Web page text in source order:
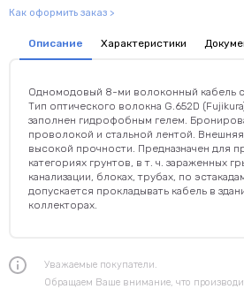
Как оформить заказ >
Описание Характеристики
Одномодовый 8-ми волоконный кабель
Тип оптического волокна G.652D
заполнен гидрофобным гелем.
проволокой и стальной лентой.
высокой прочности. Предназначен для
категориях грунтов, в т. ч. зараженных
канализации, блоках, трубах, по
допускается прокладывать кабель в
коллекторах.
Уважаемые покупатели.
Обращаем Ваше внимание, что